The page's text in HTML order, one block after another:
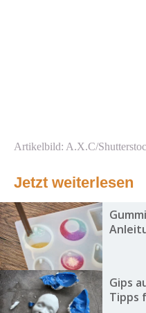
Artikelbild: A.X.C/
Jetzt weiterlesen
Gips
Tipps